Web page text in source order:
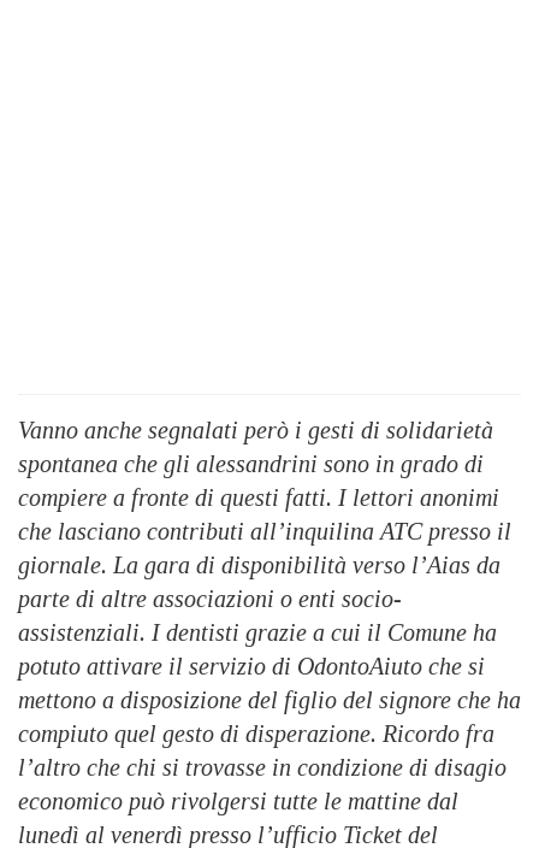
Vanno anche segnalati però i gesti di solidarietà
spontanea che gli alessandrini sono in grado di
compiere a fronte di questi fatti. I lettori anonimi
che lasciano contributi all’inquilina ATC presso il
giornale. La gara di disponibilità verso l’Aias da
parte di altre associazioni o enti socio-
assistenziali. I dentisti grazie a cui il Comune ha
potuto attivare il servizio di OdontoAiuto che si
mettono a disposizione del figlio del signore che ha
compiuto quel gesto di disperazione. Ricordo fra
l’altro che chi si trovasse in condizione di disagio
economico può rivolgersi tutte le mattine dal
lunedì al venerdì presso l’ufficio Ticket del